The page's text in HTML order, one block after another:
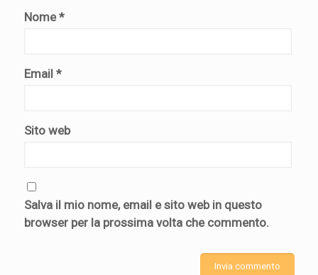
Nome*
Email *
Sito web
Salva il mio nome, email e sito web in questo
browser per la prossima volta che commento.